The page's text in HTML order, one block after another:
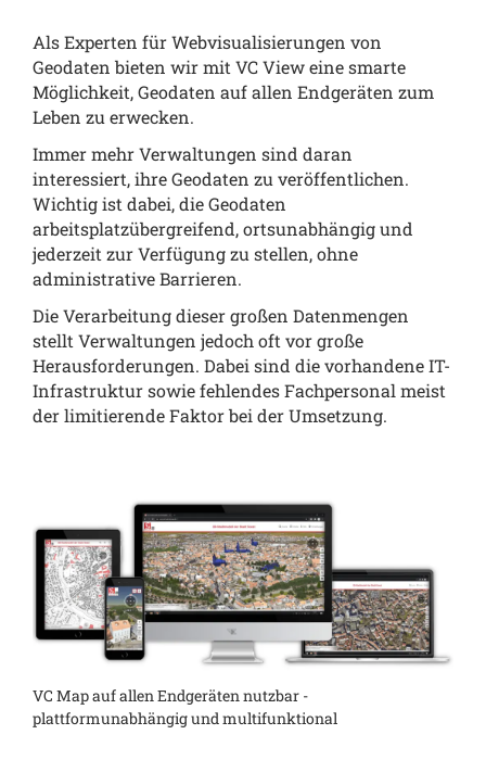
Als Experten für Webvisualisierungen von
Geodaten bieten wir mit VC View eine smarte
Möglichkeit, Geodaten auf allen Endgeräten zum
Leben zu erwecken.
Immer mehr Verwaltungen sind daran
interessiert, ihre Geodaten zu veröffentlichen.
Wichtig ist dabei, die Geodaten
arbeitsplatzübergreifend, ortsunabhängig und
jederzeit zur Verfügung zu stellen, ohne
administrative Barrieren.
Die Verarbeitung dieser großen Datenmengen
stellt Verwaltungen jedoch oft vor große
Herausforderungen. Dabei sind die vorhandene IT-
Infrastruktur sowie fehlendes Fachpersonal meist
der limitierende Faktor bei der Umsetzung.
VC Map auf allen Endgeräten nutzbar -
plattformunabhängig und multifunktional